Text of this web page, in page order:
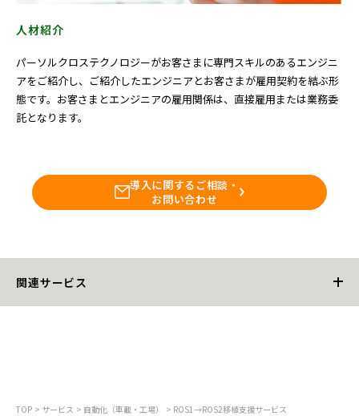
関連サービス
人材紹介
パーソルクロステクノロジーがお客さまに専門スキルのあるエンジニ
アをご紹介し、ご紹介したエンジニアとお客さまが雇用契約を結ぶ形
態です。お客さまとエンジニアの雇用関係は、直接雇用または業務委
託となります。
導入に関するご相談・
お問い合わせ
TOP サービス 自動化（車載・工場） ROS1→ROS2移植支援サービス